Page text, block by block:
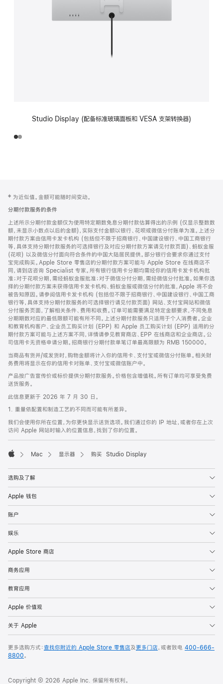
Studio Display (配备标准玻璃面板和 VESA 支架转换器)
页
页
脚
注
‡ 为近似值。金额可能随时间变动。
分期付款服务的条件
上述所示分期付款金额仅为使用特定期数免息分期付款估算得出的示例 (仅显示整数数
额，未显示小数点以后的金额)，实际支付金额以银行、花呗或微信分付账单为准。上述分
期付款方案由信用卡发卡机构 (包括但不限于招商银行、中国建设银行、中国工商银行
等，具体支持分期付款服务的可选择银行及对应分期付款方案请见付款页面)、蚂蚁金服
(花呗) 以及微信分付面向符合条件的中国大陆居民提供。部分银行会要求你通过支付
宝完成购买。Apple Store 零售店的分期付款方案可能与 Apple Store 在线商店不
同，请到店咨询 Specialist 专家。所有银行信用卡分期均需经你的信用卡发卡机构批
准；对于花呗分期，需经蚂蚁金服批准；对于微信分付分期，需经微信分付批准。如果你选
择的分期付款方案未获得信用卡发卡机构、蚂蚁金服或微信分付的批准，Apple 将不会
被告知原因。请参阅信用卡发卡机构 (包括但不限于招商银行、中国建设银行、中国工商
银行等，具体支持分期付款服务的可选择银行请见付款页面) 网站、支付宝网站和微信
分付服务页面，了解相关条件、费用和收费。订单可能需要满足特定金额要求，不同免息
分期期数对应的最低限额可能有所不同。上述分期付款服务只适用于个人消费者。企业
和教育机构客户、企业员工购买计划 (EPP) 和 Apple 员工购买计划 (EPP) 适用的分
期付款方案可能与上述方案不同，详情请参见教育商店、EPP 在线商店和企业商店。公
司信用卡无资格申请分期。招商银行分期付款单笔订单最高限额为 RMB 150000。
当商品有货并/或发货时，购物金额将计入你的信用卡、支付宝或微信分付账单。相关财
务费用将显示在你的信用卡对账单、支付宝或微信账户中。
产品按广告宣传价或标价提供分期付款服务。价格包含增值税。所有订单均可享受免费
送货服务。
此信息更新于 2026 年 7 月 30 日。
1. 重量依配置和制造工艺的不同而可能有所差异。
我们会使用你所在位置，为你更快显示送货选项。我们通过你的 IP 地址，或者你在上次
访问 Apple 网站时输入的位置信息，找到了你的位置。
Mac 显示器 购买 Studio Display
选购及了解
Apple 钱包
账户
娱乐
Apple Store 商店
商务应用
教育应用
Apple 价值观
关于 Apple
更多选购方式：查找你附近的 Apple Store 零售店及更多门店，或者致电 400-666-
8800。
Copyright © 2026 Apple Inc. 保留所有权利。